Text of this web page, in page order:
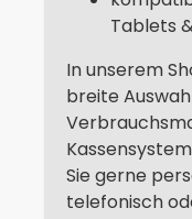
Tablets
In unserem
breite
Sie gerne
telefonisch